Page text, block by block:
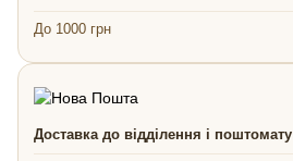
До 1000 грн
Доставка до відділення і поштомату